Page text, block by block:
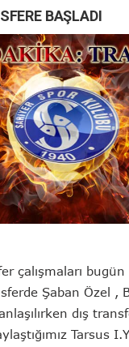
BAŞLADI
çalışmaları
Şaban Özel ,
dış
Tarsus